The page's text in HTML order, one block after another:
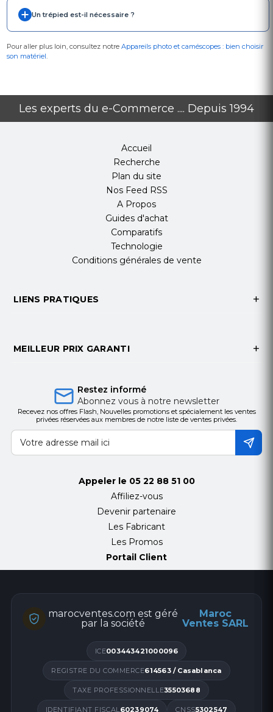
Un trépied est-il nécessaire ?
Pour aller plus loin, consultez notre Appareils photo et caméscopes : bien choisir
son matériel
Les experts du e-Commerce .... Depuis 1994
Accueil
Recherche
Plan du site
Nos Feed RSS
A Propos
Guides d'achat
Comparatifs
Technologie
Conditions générales de vente
LIENS PRATIQUES
MEILLEUR PRIX GARANTI
Restez informé
Abonnez vous à notre newsletter
Recevez nos offres Flash, Nouvelles promotions et spécialement les ventes
privées réservées aux membres de notre liste de ventes privées.
Appeler le 05 22 88 51 00
Affiliez-vous
Devenir partenaire
Les Fabricant
Les Promos
Portail Client
marocventes.com est géré
par la société
Maroc
Ventes SARL
ICE003443421000096
REGISTRE DU COMMERCE614563 / Casablanca
TAXE PROFESSIONNELLE35503688
IDENTIFIANT FISCAL 60239074 CNSS5302547